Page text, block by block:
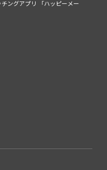
ングアプリ 「ハッピーメー